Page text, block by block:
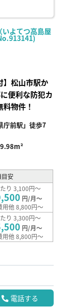
よてつ高島屋
】松山市駅か
便利な防犯カ
物件！
庁前駅」徒歩7
目安
り 3,100円～
円/月～
用他 8,800円～
り 3,300円～
円/月～
用他 8,800円～
電話する